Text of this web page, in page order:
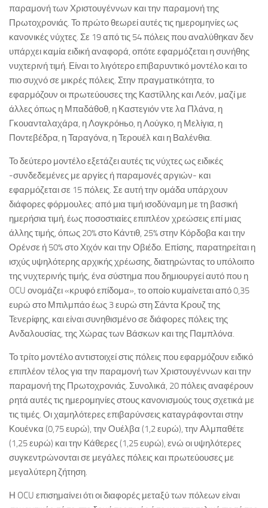
παραμονή των Χριστουγέννων και την παραμονή της
Πρωτοχρονιάς. Το πρώτο θεωρεί αυτές τις ημερομηνίες ως
κανονικές νύχτες. Σε 19 από τις 54 πόλεις που αναλύθηκαν δεν
υπάρχει καμία ειδική αναφορά, οπότε εφαρμόζεται η συνήθης
νυχτερινή τιμή. Είναι το λιγότερο επιβαρυντικό μοντέλο και το
πιο συχνό σε μικρές πόλεις. Στην πραγματικότητα, το
εφαρμόζουν οι πρωτεύουσες της Καστίλλης και Λεόν, μαζί με
άλλες όπως η Μπαδάθοθ, η Καστεγιόν ντε λα Πλάνα, η
Γκουανταλαχάρα, η Λογκρόньо, η Λούγκο, η Μελίγια, η
Ποντεβέδρα, η Ταραγόνα, η Τερουέλ και η Βαλένθια.
Το δεύτερο μοντέλο εξετάζει αυτές τις νύχτες ως ειδικές
-συνδεδεμένες με αργίες ή παραμονές αργιών- και
εφαρμόζεται σε 15 πόλεις. Σε αυτή την ομάδα υπάρχουν
διάφορες φόρμουλες: από μια τιμή ισοδύναμη με τη βασική
ημερήσια τιμή, έως ποσοστιαίες επιπλέον χρεώσεις επί μιας
άλλης τιμής, όπως 20% στο Κάντιθ, 25% στην Κόρδοβα και την
Ορένσε ή 50% στο Χιχόν και την Οβιέδο. Επίσης, παρατηρείται η
ισχύς υψηλότερης αρχικής χρέωσης, διατηρώντας το υπόλοιπο
της νυχτερινής τιμής, ένα σύστημα που δημιουργεί αυτό που η
OCU ονομάζει «κρυφό επίδομα», το οποίο κυμαίνεται από 0,35
ευρώ στο Μπιλμπάο έως 3 ευρώ στη Σάντα Κρουζ της
Τενερίφης, και είναι συνηθισμένο σε διάφορες πόλεις της
Ανδαλουσίας, της Χώρας των Βάσκων και της Παμπλόνα.
Το τρίτο μοντέλο αντιστοιχεί στις πόλεις που εφαρμόζουν ειδικό
επιπλέον τέλος για την παραμονή των Χριστουγέννων και την
παραμονή της Πρωτοχρονιάς. Συνολικά, 20 πόλεις αναφέρουν
ρητά αυτές τις ημερομηνίες στους κανονισμούς τους σχετικά με
τις τιμές. Οι χαμηλότερες επιβαρύνσεις καταγράφονται στην
Κουένκα (0,75 ευρώ), την Ουέλβα (1,2 ευρώ), την Αλμπαθέτε
(1,25 ευρώ) και την Κάθερες (1,25 ευρώ), ενώ οι υψηλότερες
συγκεντρώνονται σε μεγάλες πόλεις και πρωτεύουσες με
μεγαλύτερη ζήτηση.
Η OCU επισημαίνει ότι οι διαφορές μεταξύ των πόλεων είναι